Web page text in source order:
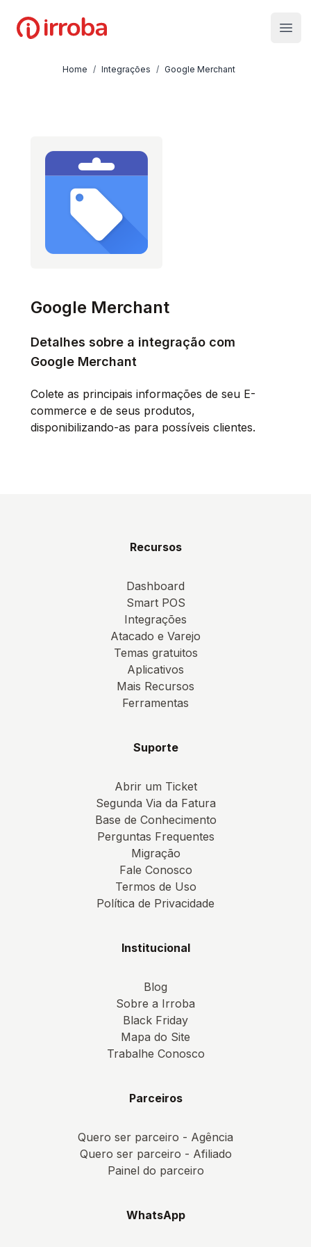
Irroba
Home / Integrações / Google Merchant
Google Merchant
Detalhes sobre a integração com
Google Merchant
Colete as principais informações de seu E-
commerce e de seus produtos,
disponibilizando-as para possíveis clientes.
Recursos
Dashboard
Smart POS
Integrações
Atacado e Varejo
Temas gratuitos
Aplicativos
Mais Recursos
Ferramentas
Suporte
Abrir um Ticket
Segunda Via da Fatura
Base de Conhecimento
Perguntas Frequentes
Migração
Fale Conosco
Termos de Uso
Política de Privacidade
Institucional
Blog
Sobre a Irroba
Black Friday
Mapa do Site
Trabalhe Conosco
Parceiros
Quero ser parceiro - Agência
Quero ser parceiro - Afiliado
Painel do parceiro
WhatsApp